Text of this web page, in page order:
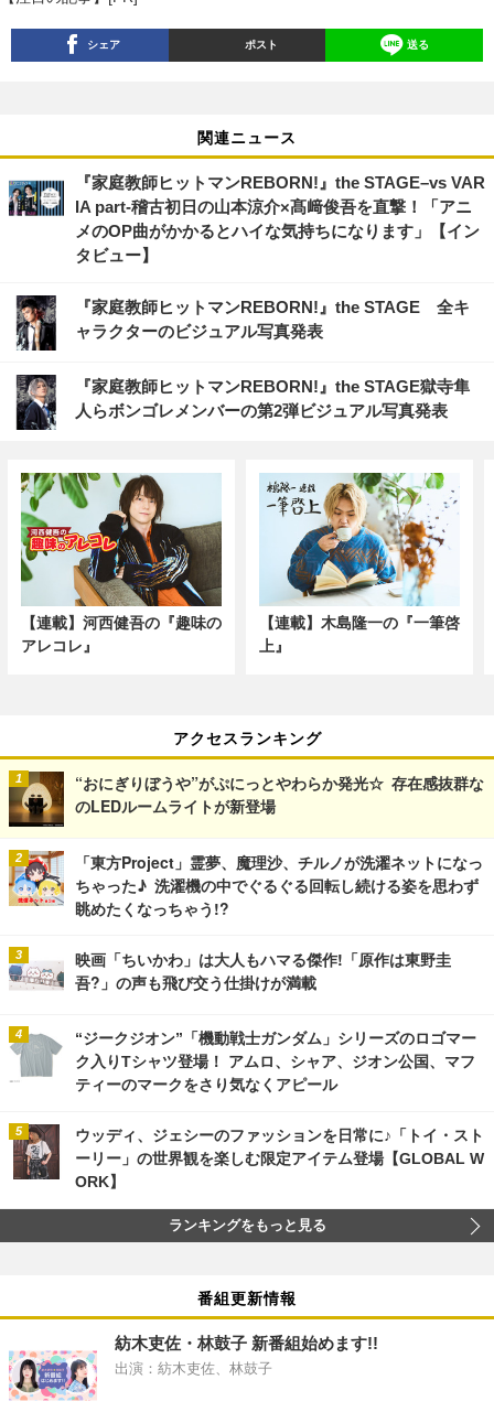
シェア ポスト 送る
関連ニュース
『家庭教師ヒットマンREBORN!』the STAGE–vs VAR
IA part-稽古初日の山本涼介×髙﨑俊吾を直撃！「アニ
メのOP曲がかかるとハイな気持ちになります」【イン
タビュー】
『家庭教師ヒットマンREBORN!』the STAGE 全キ
ャラクターのビジュアル写真発表
『家庭教師ヒットマンREBORN!』the STAGE獄寺隼
人らボンゴレメンバーの第2弾ビジュアル写真発表
【連載】河西健吾の『趣味の
アレコレ』
【連載】木島隆一の『一筆啓
上』
アクセスランキング
“おにぎりぼうや”がぷにっとやわらか発光☆ 存在感抜群な
のLEDルームライトが新登場
「東方Project」霊夢、魔理沙、チルノが洗濯ネットになっ
ちゃった♪ 洗濯機の中でぐるぐる回転し続ける姿を思わず
眺めたくなっちゃう!?
映画「ちいかわ」は大人もハマる傑作!「原作は東野圭
吾?」の声も飛び交う仕掛けが満載
“ジークジオン”「機動戦士ガンダム」シリーズのロゴマー
ク入りTシャツ登場！ アムロ、シャア、ジオン公国、マフ
ティーのマークをさり気なくアピール
ウッディ、ジェシーのファッションを日常に♪「トイ・スト
ーリー」の世界観を楽しむ限定アイテム登場【GLOBAL W
ORK】
ランキングをもっと見る
番組更新情報
紡木吏佐・林鼓子 新番組始めます!!
出演：紡木吏佐、林鼓子